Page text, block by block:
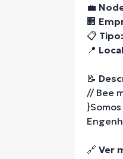
💼
🏢
📋 Tipo:
📍
📝
// Bee
🔗 Ver